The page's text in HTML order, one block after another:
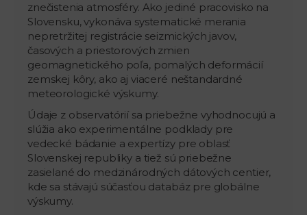
znečistenia atmosféry. Ako jediné pracovisko na
Slovensku, vykonáva systematické merania
nepretržitej registrácie seizmických javov,
časových a priestorových zmien
geomagnetického poľa, pomalých deformácií
zemskej kôry, ako aj viaceré neštandardné
meteorologické výskumy.
Údaje z observatórií sa priebežne vyhodnocujú a
slúžia ako experimentálne podklady pre
vedecké bádanie a expertízy pre oblasť
Slovenskej republiky a tiež sú priebežne
zasielané do medzinárodných dátových centier,
kde sa stávajú súčasťou databáz pre globálne
výskumy.